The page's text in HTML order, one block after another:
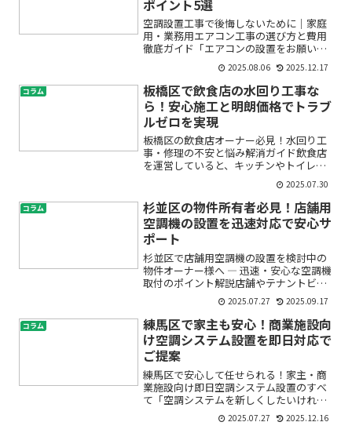
ポイント5選
空調設置工事で後悔しないために｜家庭
用・業務用エアコン工事の選び方と費用
徹底ガイド「エアコンの設置をお願いし
たいけど、工事で失敗したらどうしよ
う」「費用がどれくらいかかるのか不
安」「どんな業者に頼めば安心？」空調
設置工事を検討していると、こ...
2025.08.06 2025.12.17
コラム
板橋区で飲食店の水回り工事な
ら！安心施工と明朗価格でトラブ
ルゼロを実現
板橋区の飲食店オーナー必見！水回り工
事・修理の不安と悩み解消ガイド飲食店
を運営していると、キッチンやトイレな
ど水回りのトラブルは避けて通れませ
ん。「突然排水管が詰まった」「厨房の
水漏れが止まらない」「グリストラップ
の清掃はどうしたらいいの？...
2025.07.30
コラム
杉並区の物件所有者必見！店舗用
空調機の設置を迅速対応で安心サ
ポート
杉並区で店舗用空調機の設置を検討中の
物件オーナー様へ ― 迅速・安心な空調機
取付のポイント解説店舗やテナントビ
ル、オフィスなどを所有されている方に
とって、「空調機設置」は避けて通れな
い大事な課題です。「新しくお店をオー
プンしたいけれど、どん...
2025.07.27 2025.09.17
コラム
練馬区で家主も安心！商業施設向
け空調システム設置を即日対応で
ご提案
練馬区で安心して任せられる！家主・商
業施設向け即日空調システム設置のすべ
て「空調システムを新しくしたいけれ
ど、どこに頼めばいいかわからない」
「急なトラブルや入居前にすぐエアコン
2025.07.27 2025.12.16